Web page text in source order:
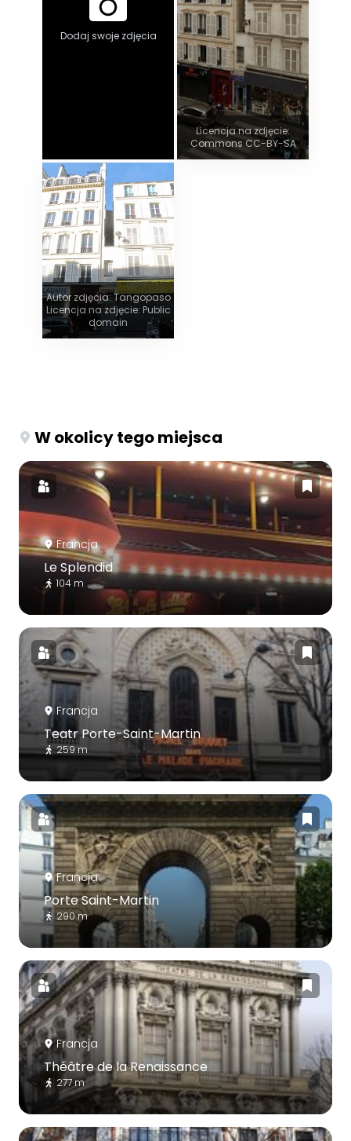
Dodaj swoje zdjęcia
Licencja na zdjęcie:
Commons CC-BY-SA
Autor zdjęcia: Tangopaso
Licencja na zdjęcie: Public
domain
W okolicy tego miejsca
Francja
Le Splendid
104 m
Francja
Teatr Porte-Saint-Martin
259 m
Francja
Porte Saint-Martin
290 m
Francja
Théâtre de la Renaissance
277 m